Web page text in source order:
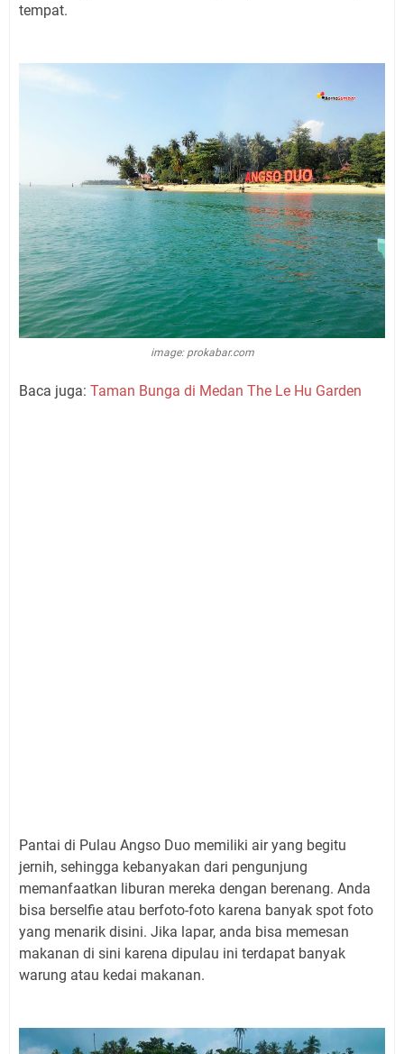
tempat.
image: prokabar.com
Baca juga: Taman Bunga di Medan The Le Hu Garden
Pantai di Pulau Angso Duo memiliki air yang begitu
jernih, sehingga kebanyakan dari pengunjung
memanfaatkan liburan mereka dengan berenang. Anda
bisa berselfie atau berfoto-foto karena banyak spot foto
yang menarik disini. Jika lapar, anda bisa memesan
makanan di sini karena dipulau ini terdapat banyak
warung atau kedai makanan.